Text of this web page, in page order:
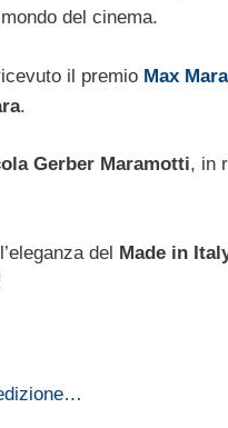
del cinema.
il premio Max Mara
.
Gerber Maramotti, in
del Made in